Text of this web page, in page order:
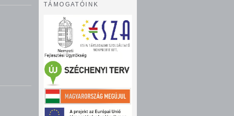
TÁMOGATÓINK